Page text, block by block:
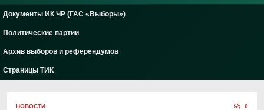
Документы ИК ЧР (ГАС «Выборы»)
Политические партии
Архив выборов и референдумов
Страницы ТИК
НОВОСТИ 0